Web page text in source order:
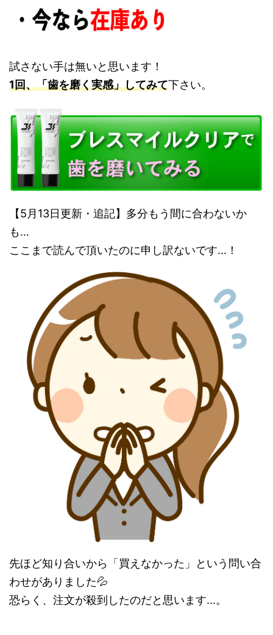
試さない手は無いと思います！
1回、「歯を磨く実感」してみて下さい。
【5月13日更新・追記】多分もう間に合わないか
も…
ここまで読んで頂いたのに申し訳ないです…！
先ほど知り合いから「買えなかった」という問い合
わせがありました💦
恐らく、注文が殺到したのだと思います…。